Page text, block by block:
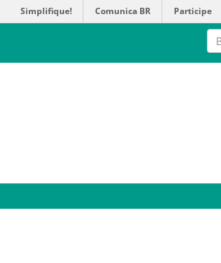
Simplifique! Comunica BR Participe